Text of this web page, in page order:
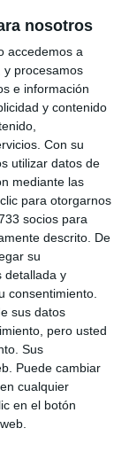
nosotros
accedemos a
y procesamos
e información
y contenido
Con su
utilizar datos de
mediante las
para otorgarnos
socios para
descrito. De
su
detallada y
consentimiento.
sus datos
pero usted
Sus
Puede cambiar
cualquier
en el botón